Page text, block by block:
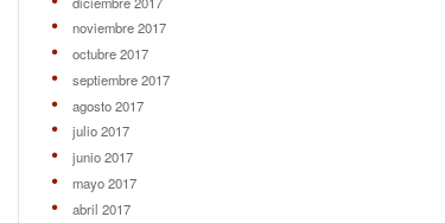
noviembre 2017
octubre 2017
septiembre 2017
agosto 2017
julio 2017
junio 2017
mayo 2017
abril 2017